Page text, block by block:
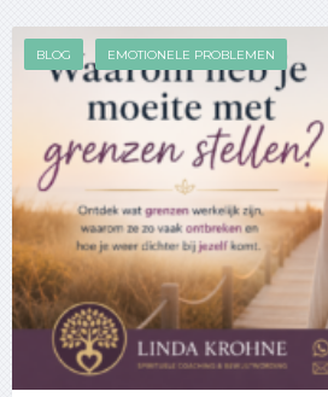
BLOG EMOTIONELE PROBLEMEN